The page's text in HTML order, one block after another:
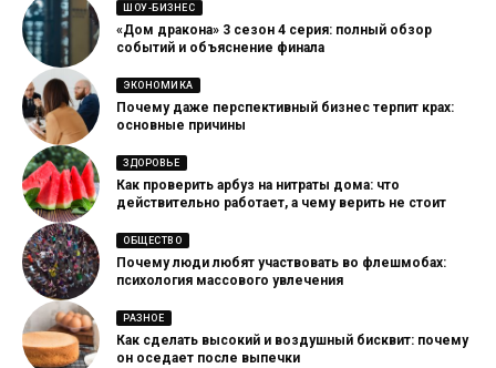
ШОУ-БИЗНЕС
«Дом дракона» 3 сезон 4 серия: полный обзор
событий и объяснение финала
ЭКОНОМИКА
Почему даже перспективный бизнес терпит крах:
основные причины
ЗДОРОВЬЕ
Как проверить арбуз на нитраты дома: что
действительно работает, а чему верить не стоит
ОБЩЕСТВО
Почему люди любят участвовать во флешмобах:
психология массового увлечения
РАЗНОЕ
Как сделать высокий и воздушный бисквит: почему
он оседает после выпечки